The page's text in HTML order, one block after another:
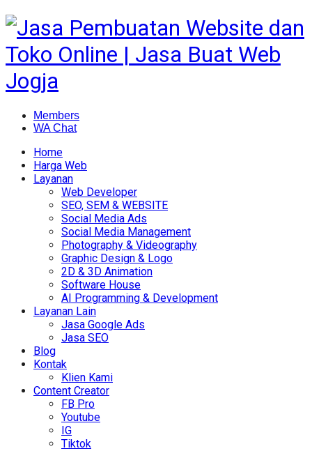
Members
WA Chat
Home
Harga Web
Layanan
Web Developer
SEO, SEM & WEBSITE
Social Media Ads
Social Media Management
Photography & Videography
Graphic Design & Logo
2D & 3D Animation
Software House
AI Programming & Development
Layanan Lain
Jasa Google Ads
Jasa SEO
Blog
Kontak
Klien Kami
Content Creator
FB Pro
Youtube
IG
Tiktok